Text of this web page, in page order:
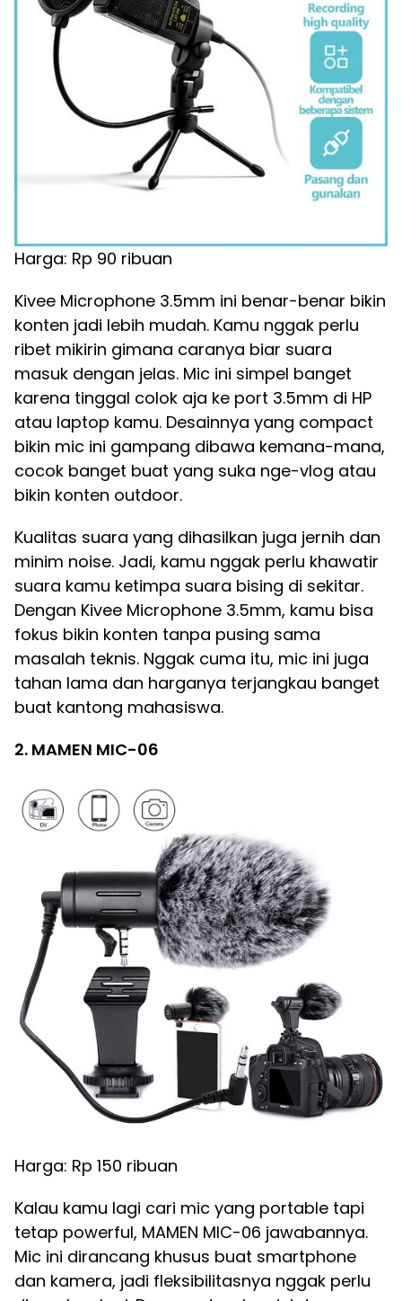
Harga: Rp 90 ribuan
Kivee Microphone 3.5mm ini benar-benar bikin
konten jadi lebih mudah. Kamu nggak perlu
ribet mikirin gimana caranya biar suara
masuk dengan jelas. Mic ini simpel banget
karena tinggal colok aja ke port 3.5mm di HP
atau laptop kamu. Desainnya yang compact
bikin mic ini gampang dibawa kemana-mana,
cocok banget buat yang suka nge-vlog atau
bikin konten outdoor.
Kualitas suara yang dihasilkan juga jernih dan
minim noise. Jadi, kamu nggak perlu khawatir
suara kamu ketimpa suara bising di sekitar.
Dengan Kivee Microphone 3.5mm, kamu bisa
fokus bikin konten tanpa pusing sama
masalah teknis. Nggak cuma itu, mic ini juga
tahan lama dan harganya terjangkau banget
buat kantong mahasiswa.
2. MAMEN MIC-06
Harga: Rp 150 ribuan
Kalau kamu lagi cari mic yang portable tapi
tetap powerful, MAMEN MIC-06 jawabannya.
Mic ini dirancang khusus buat smartphone
dan kamera, jadi fleksibilitasnya nggak perlu